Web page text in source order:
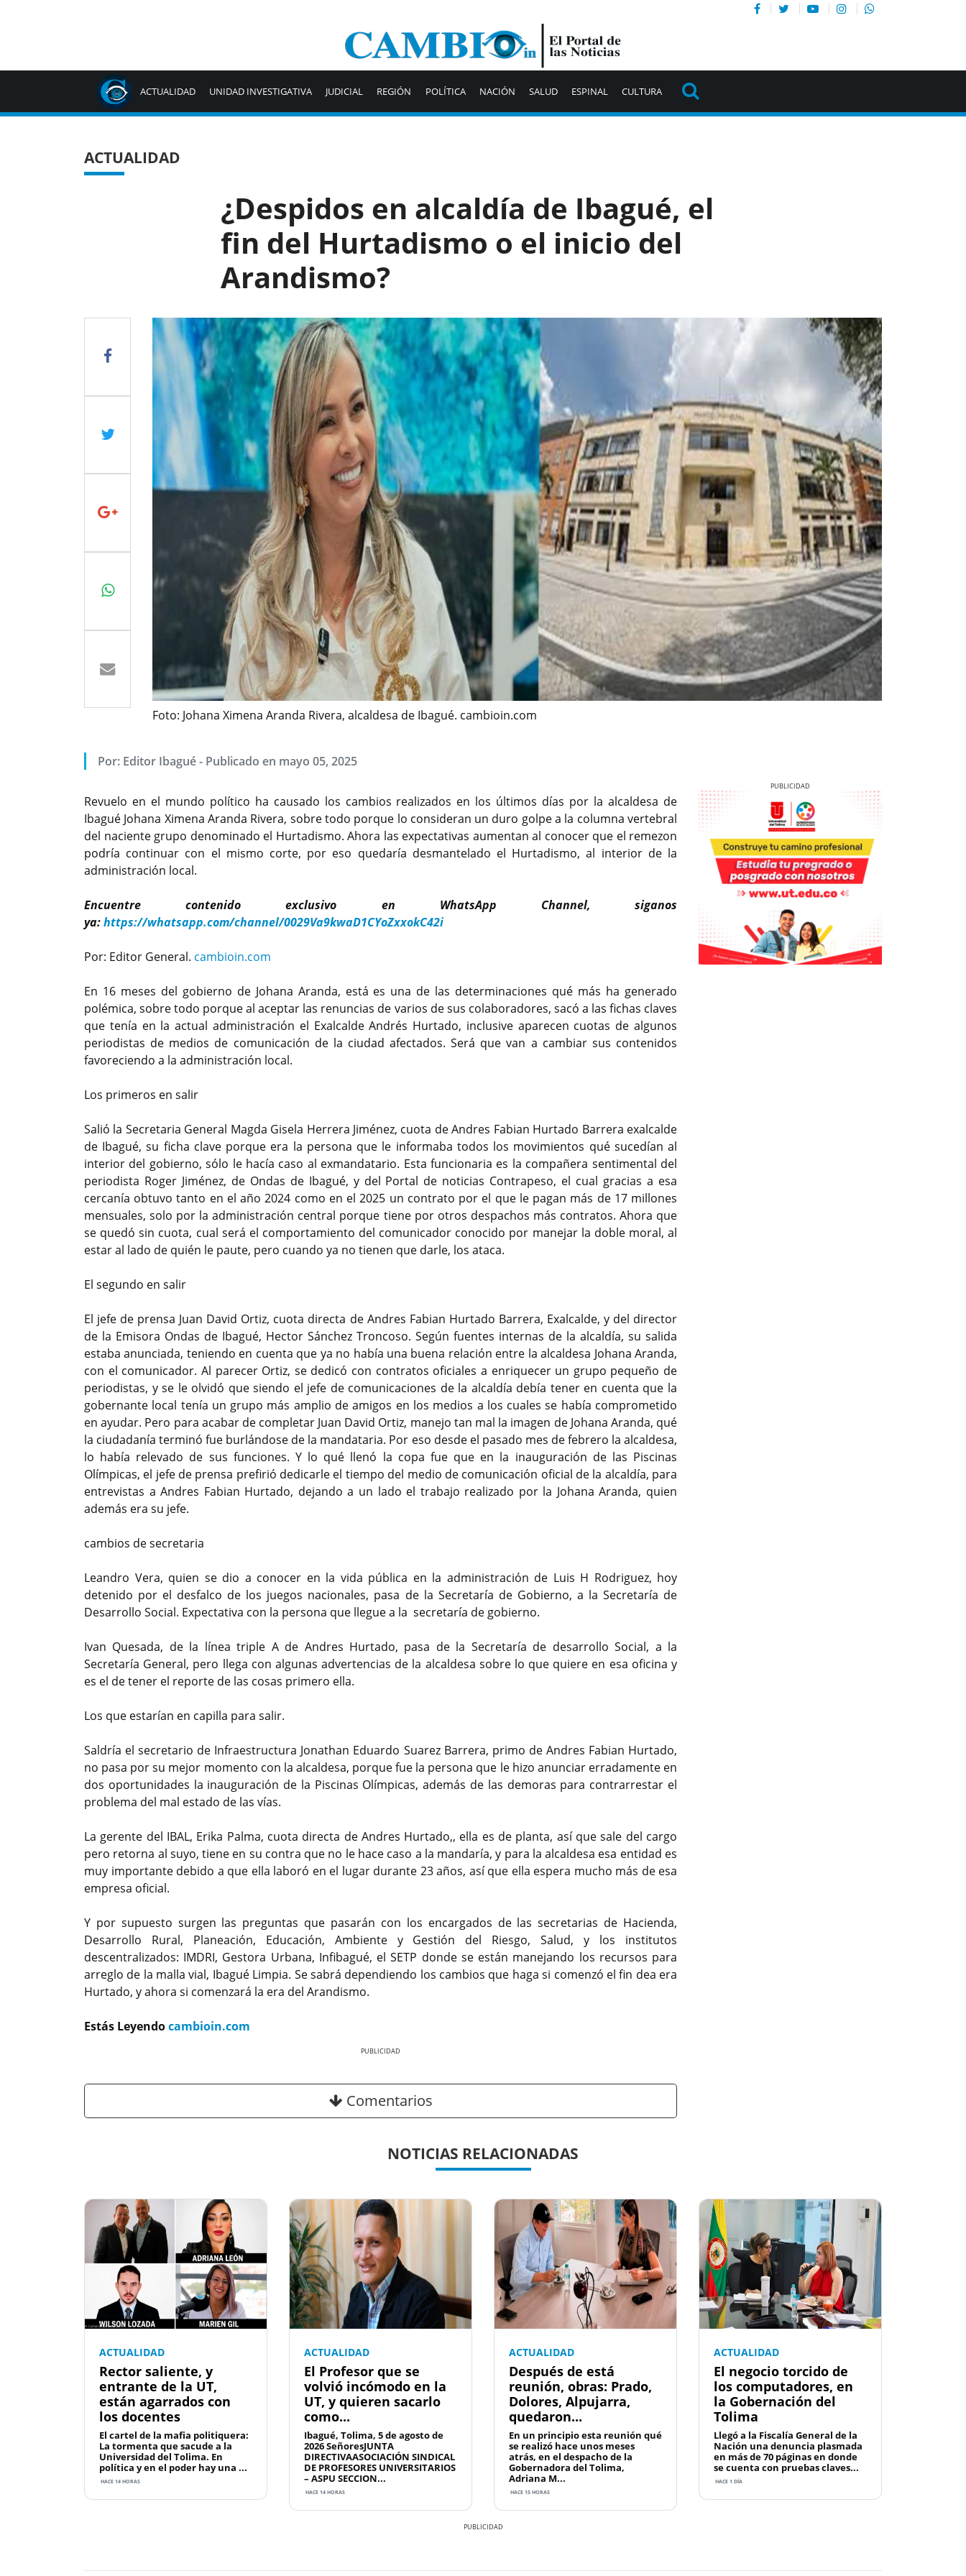
ACTUALIDAD UNIDAD INVESTIGATIVA JUDICIAL REGIÓN POLÍTICA NACIÓN SALUD ESPINAL CULTURA
ACTUALIDAD
¿Despidos en alcaldía de Ibagué, el
fin del Hurtadismo o el inicio del
Arandismo?
Foto: Johana Ximena Aranda Rivera, alcaldesa de Ibagué. cambioin.com
Por: Editor Ibagué - Publicado en mayo 05, 2025
Revuelo en el mundo político ha causado los cambios realizados en los últimos días por la alcaldesa de
Ibagué Johana Ximena Aranda Rivera, sobre todo porque lo consideran un duro golpe a la columna vertebral
del naciente grupo denominado el Hurtadismo. Ahora las expectativas aumentan al conocer que el remezon
podría continuar con el mismo corte, por eso quedaría desmantelado el Hurtadismo, al interior de la
administración local.
Encuentre contenido exclusivo en WhatsApp Channel, siganos
ya:https://whatsapp.com/channel/0029Va9kwaD1CYoZxxokC42i
Por: Editor General. cambioin.com
En 16 meses del gobierno de Johana Aranda, está es una de las determinaciones qué más ha generado
polémica, sobre todo porque al aceptar las renuncias de varios de sus colaboradores, sacó a las fichas claves
que tenía en la actual administración el Exalcalde Andrés Hurtado, inclusive aparecen cuotas de algunos
periodistas de medios de comunicación de la ciudad afectados. Será que van a cambiar sus contenidos
favoreciendo a la administración local.
Los primeros en salir
Salió la Secretaria General Magda Gisela Herrera Jiménez, cuota de Andres Fabian Hurtado Barrera exalcalde
de Ibagué, su ficha clave porque era la persona que le informaba todos los movimientos qué sucedían al
interior del gobierno, sólo le hacía caso al exmandatario. Esta funcionaria es la compañera sentimental del
periodista Roger Jiménez, de Ondas de Ibagué, y del Portal de noticias Contrapeso, el cual gracias a esa
cercanía obtuvo tanto en el año 2024 como en el 2025 un contrato por el que le pagan más de 17 millones
mensuales, solo por la administración central porque tiene por otros despachos más contratos. Ahora que
se quedó sin cuota, cual será el comportamiento del comunicador conocido por manejar la doble moral, al
estar al lado de quién le paute, pero cuando ya no tienen que darle, los ataca.
El segundo en salir
El jefe de prensa Juan David Ortiz, cuota directa de Andres Fabian Hurtado Barrera, Exalcalde, y del director
de la Emisora Ondas de Ibagué, Hector Sánchez Troncoso. Según fuentes internas de la alcaldía, su salida
estaba anunciada, teniendo en cuenta que ya no había una buena relación entre la alcaldesa Johana Aranda,
con el comunicador. Al parecer Ortiz, se dedicó con contratos oficiales a enriquecer un grupo pequeño de
periodistas, y se le olvidó que siendo el jefe de comunicaciones de la alcaldía debía tener en cuenta que la
gobernante local tenía un grupo más amplio de amigos en los medios a los cuales se había comprometido
en ayudar. Pero para acabar de completar Juan David Ortiz, manejo tan mal la imagen de Johana Aranda, qué
la ciudadanía terminó fue burlándose de la mandataria. Por eso desde el pasado mes de febrero la alcaldesa,
lo había relevado de sus funciones. Y lo qué llenó la copa fue que en la inauguración de las Piscinas
Olímpicas, el jefe de prensa prefirió dedicarle el tiempo del medio de comunicación oficial de la alcaldía, para
entrevistas a Andres Fabian Hurtado, dejando a un lado el trabajo realizado por la Johana Aranda, quien
además era su jefe.
cambios de secretaria
Leandro Vera, quien se dio a conocer en la vida pública en la administración de Luis H Rodriguez, hoy
detenido por el desfalco de los juegos nacionales, pasa de la Secretaría de Gobierno, a la Secretaría de
Desarrollo Social. Expectativa con la persona que llegue a la secretaría de gobierno.
Ivan Quesada, de la línea triple A de Andres Hurtado, pasa de la Secretaría de desarrollo Social, a la
Secretaría General, pero llega con algunas advertencias de la alcaldesa sobre lo que quiere en esa oficina y
es el de tener el reporte de las cosas primero ella.
Los que estarían en capilla para salir.
Saldría el secretario de Infraestructura Jonathan Eduardo Suarez Barrera, primo de Andres Fabian Hurtado,
no pasa por su mejor momento con la alcaldesa, porque fue la persona que le hizo anunciar erradamente en
dos oportunidades la inauguración de la Piscinas Olímpicas, además de las demoras para contrarrestar el
problema del mal estado de las vías.
La gerente del IBAL, Erika Palma, cuota directa de Andres Hurtado,, ella es de planta, así que sale del cargo
pero retorna al suyo, tiene en su contra que no le hace caso a la mandaría, y para la alcaldesa esa entidad es
muy importante debido a que ella laboró en el lugar durante 23 años, así que ella espera mucho más de esa
empresa oficial.
Y por supuesto surgen las preguntas que pasarán con los encargados de las secretarias de Hacienda,
Desarrollo Rural, Planeación, Educación, Ambiente y Gestión del Riesgo, Salud, y los institutos
descentralizados: IMDRI, Gestora Urbana, Infibagué, el SETP donde se están manejando los recursos para
arreglo de la malla vial, Ibagué Limpia. Se sabrá dependiendo los cambios que haga si comenzó el fin dea era
Hurtado, y ahora si comenzará la era del Arandismo.
Estás Leyendocambioin.com
Comentarios
Previous
NOTICIAS RELACIONADAS
ACTUALIDAD
Rector saliente, y
entrante de la UT,
están agarrados con
los docentes
El cartel de la mafia politiquera:
La tormenta que sacude a la
Universidad del Tolima. En
política y en el poder hay una ...
HACE 14 HORAS
ACTUALIDAD
El Profesor que se
volvió incómodo en la
UT, y quieren sacarlo
como...
Ibagué, Tolima, 5 de agosto de
2026 SeñoresJUNTA
DIRECTIVAASOCIACIÓN SINDICAL
DE PROFESORES UNIVERSITARIOS
– ASPU SECCION...
HACE 14 HORAS
ACTUALIDAD
Después de está
reunión, obras: Prado,
Dolores, Alpujarra,
quedaron...
En un principio esta reunión qué
se realizó hace unos meses
atrás, en el despacho de la
Gobernadora del Tolima,
Adriana M...
HACE 15 HORAS
ACTUALIDAD
El negocio torcido de
los computadores, en
la Gobernación del
Tolima
Llegó a la Fiscalía General de la
Nación una denuncia plasmada
en más de 70 páginas en donde
se cuenta con pruebas claves...
HACE 1 DÍA